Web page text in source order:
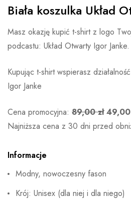
Biała koszulka Układ
Masz okazję kupić t-shirt z logo
podcastu: Układ Otwarty Igor Janke.
Kupując t-shirt wspierasz
Igor Janke
Cena promocyjna: 89,00 zł 49,00
Najniższa cena z 30 dni przed
Informacje
Modny, nowoczesny fason
Krój: Unisex (dla niej i dla niego)